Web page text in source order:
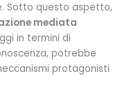
Sotto questo aspetto,
mediata
in termini di
potrebbe
protagonisti